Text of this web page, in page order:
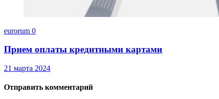
eurorum 0
Прием оплаты кредитными картами
21 марта 2024
Отправить комментарий